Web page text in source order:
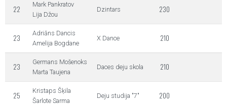
22
Mark Pankratov
Lija Džou
Dzintars 230
23
Adriāns Dancis
Amelija Bogdane
X Dance 210
23
Germans Mošenoks
Marta Taujena
Daces deju skola 210
25
Kristaps Šķila
Šarlote Sarma
Deju studija "7" 200